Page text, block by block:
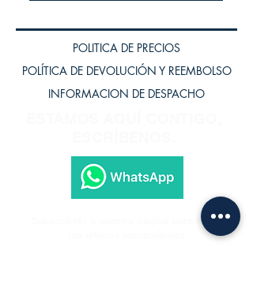
POLITICA DE PRECIOS
POLÍTICA DE DEVOLUCIÓN Y REEMBOLSO
INFORMACION DE DESPACHO
Subscríbete a nuestra página para recibir